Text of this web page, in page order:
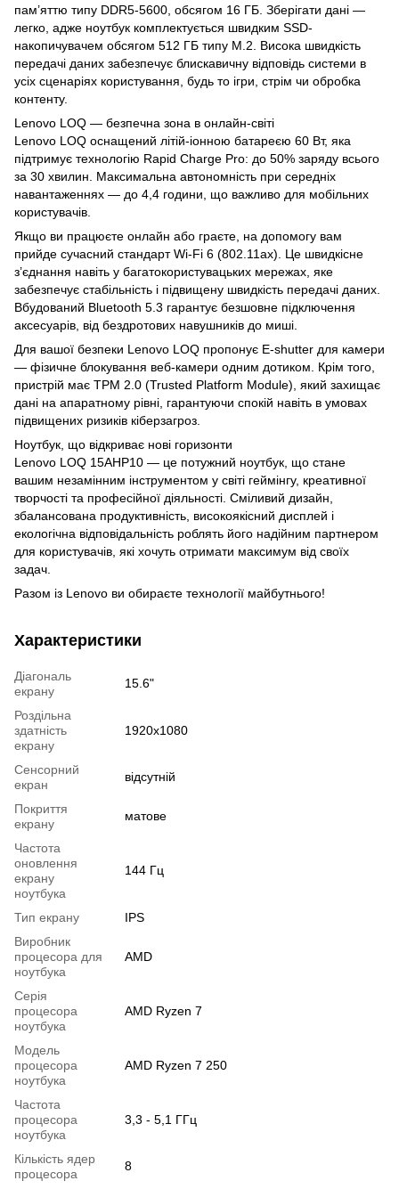
пам’яттю типу DDR5-5600, обсягом 16 ГБ. Зберігати дані —
легко, адже ноутбук комплектується швидким SSD-
накопичувачем обсягом 512 ГБ типу M.2. Висока швидкість
передачі даних забезпечує блискавичну відповідь системи в
усіх сценаріях користування, будь то ігри, стрім чи обробка
контенту.
Lenovo LOQ — безпечна зона в онлайн-світі
Lenovo LOQ оснащений літій-іонною батареєю 60 Вт, яка
підтримує технологію Rapid Charge Pro: до 50% заряду всього
за 30 хвилин. Максимальна автономність при середніх
навантаженнях — до 4,4 години, що важливо для мобільних
користувачів.
Якщо ви працюєте онлайн або граєте, на допомогу вам
прийде сучасний стандарт Wi-Fi 6 (802.11ax). Це швидкісне
з’єднання навіть у багатокористувацьких мережах, яке
забезпечує стабільність і підвищену швидкість передачі даних.
Вбудований Bluetooth 5.3 гарантує безшовне підключення
аксесуарів, від бездротових навушників до миші.
Для вашої безпеки Lenovo LOQ пропонує E-shutter для камери
— фізичне блокування веб-камери одним дотиком. Крім того,
пристрій має TPM 2.0 (Trusted Platform Module), який захищає
дані на апаратному рівні, гарантуючи спокій навіть в умовах
підвищених ризиків кіберзагроз.
Ноутбук, що відкриває нові горизонти
Lenovo LOQ 15AHP10 — це потужний ноутбук, що стане
вашим незамінним інструментом у світі геймінгу, креативної
творчості та професійної діяльності. Сміливий дизайн,
збалансована продуктивність, високоякісний дисплей і
екологічна відповідальність роблять його надійним партнером
для користувачів, які хочуть отримати максимум від своїх
задач.
Разом із Lenovo ви обираєте технології майбутнього!
Характеристики
Діагональ
екрану
15.6"
Роздільна
здатність
екрану
1920x1080
Сенсорний
екран
відсутній
Покриття
екрану
матове
Частота
оновлення
екрану
ноутбука
144 Гц
Тип екрану
IPS
Виробник
процесора для
ноутбука
AMD
Серія
процесора
ноутбука
AMD Ryzen 7
Модель
процесора
ноутбука
AMD Ryzen 7 250
Частота
процесора
ноутбука
3,3 - 5,1 ГГц
Кількість ядер
процесора
8